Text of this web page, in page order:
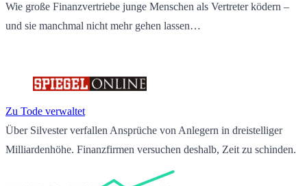
Wie große Fi­nanz­ver­trie­be junge Men­schen als Ver­tre­ter kö­dern –
und sie manch­mal nicht mehr gehen las­sen…
Zu Tode ver­wal­tet
Über Sil­ves­ter ver­fal­len An­sprü­che von An­le­gern in drei­stel­li­ger
Mil­li­ar­den­hö­he. Fi­nanz­fir­men ver­su­chen des­halb, Zeit zu schin­den.